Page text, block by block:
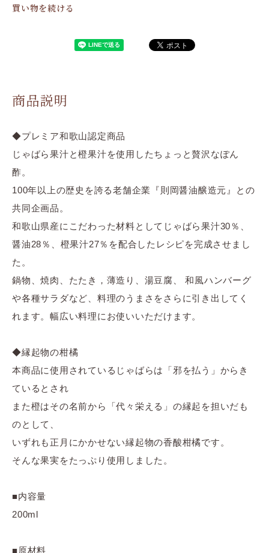
買い物を続ける
商品説明
◆プレミア和歌山認定商品
じゃばら果汁と橙果汁を使用したちょっと贅沢なぽん
酢。
100年以上の歴史を誇る老舗企業『則岡醤油醸造元』との
共同企画品。
和歌山県産にこだわった材料としてじゃばら果汁30％、
醤油28％、橙果汁27％を配合したレシピを完成させまし
た。
鍋物、焼肉、たたき，薄造り、湯豆腐、 和風ハンバーグ
や各種サラダなど、料理のうまさをさらに引き出してく
れます。幅広い料理にお使いいただけます。
◆縁起物の柑橘
本商品に使用されているじゃばらは「邪を払う」からき
ているとされ
また橙はその名前から「代々栄える」の縁起を担いだも
のとして、
いずれも正月にかかせない縁起物の香酸柑橘です。
そんな果実をたっぷり使用しました。
■内容量
200ml
■原材料